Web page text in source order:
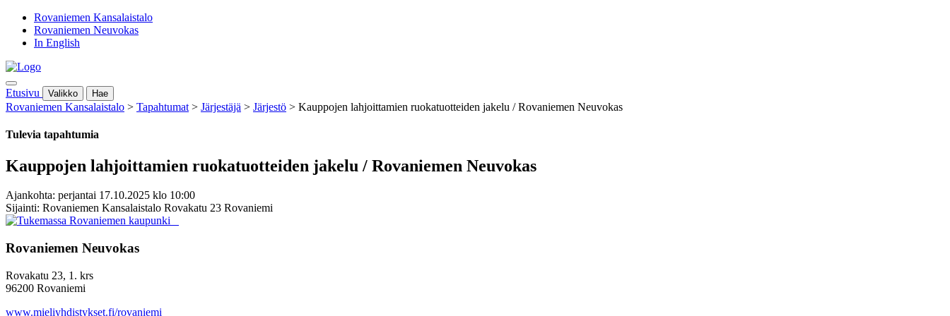
Rovaniemen Kansalaistalo
Rovaniemen Neuvokas
In English
Etusivu Valikko Hae
Rovaniemen Kansalaistalo > Tapahtumat > Järjestäjä > Järjestö > Kauppojen lahjoittamien ruokatuotteiden jakelu / Rovaniemen Neuvokas
Tulevia tapahtumia
Kauppojen lahjoittamien ruokatuotteiden jakelu / Rovaniemen Neuvokas
Ajankohta: perjantai 17.10.2025 klo 10:00
Sijainti: Rovaniemen Kansalaistalo Rovakatu 23 Rovaniemi
Rovaniemen Neuvokas
Rovakatu 23, 1. krs
96200 Rovaniemi
www.mieliyhdistykset.fi/rovaniemi